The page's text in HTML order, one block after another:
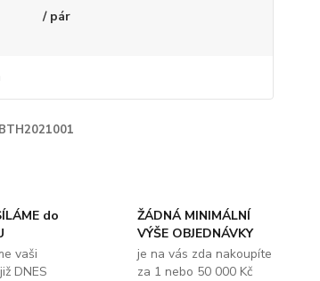
/ pár
do
vaši
DNES
ŽÁDNÁ MINIMÁLNÍ
VÝŠE OBJEDNÁVKY
je na vás zda nakoupíte
za 1 nebo 50 000 Kč